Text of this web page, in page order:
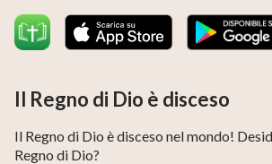
Il Regno di Dio è disceso
Il Regno di Dio è disceso nel mondo!
Regno di Dio?